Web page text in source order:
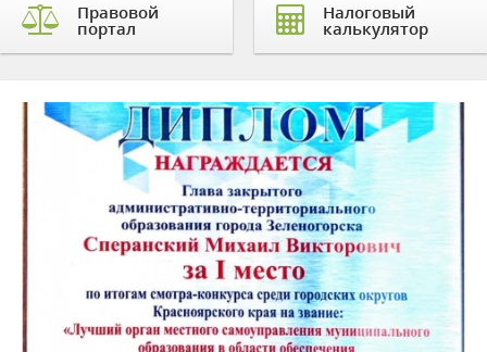
Правовой
портал
Налоговый
калькулятор